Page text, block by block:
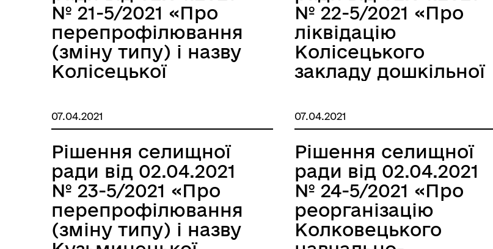
Теофіпольської
селищної ради на
2021 рік»
№ 21-5/2021 «Про
перепрофілювання
(зміну типу) і назву
Колісецької
школи І-ІІ ступенів
Теофіпольської
селищної ради»
№ 22-5/2021 «Про
ліквідацію
Колісецького
закладу дошкільної
Теофіпольської
селищної ради»
07.04.2021
Рішення селищної
ради від 02.04.2021
№ 23-5/2021 «Про
перепрофілювання
(зміну типу) і назву
07.04.2021
Рішення селищної
ради від 02.04.2021
№ 24-5/2021 «Про
реорганізацію
Колковецького